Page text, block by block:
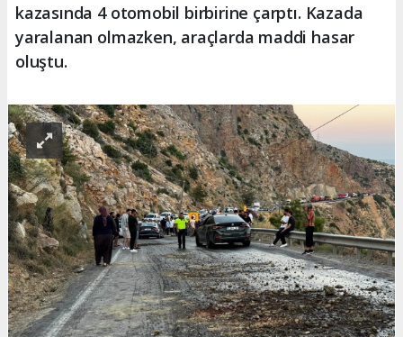
kazasında 4 otomobil birbirine çarptı. Kazada
yaralanan olmazken, araçlarda maddi hasar
oluştu.